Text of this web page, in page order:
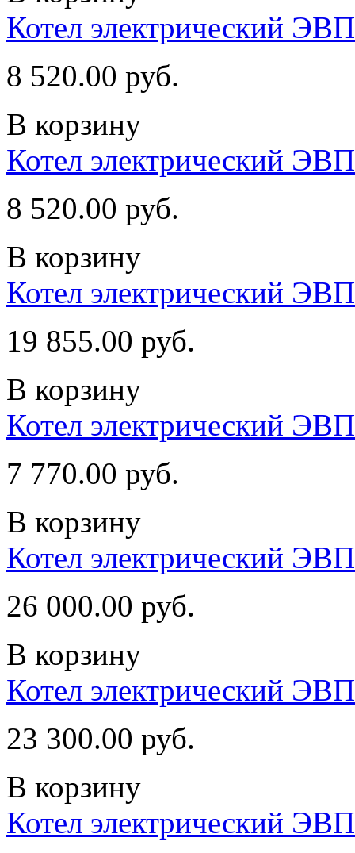
Котел электрический
8 520.00 руб.
В корзину
Котел электрический
8 520.00 руб.
В корзину
Котел электрический
19 855.00 руб.
В корзину
Котел электрический
7 770.00 руб.
В корзину
Котел электрический
26 000.00 руб.
В корзину
Котел электрический
23 300.00 руб.
В корзину
Котел электрический